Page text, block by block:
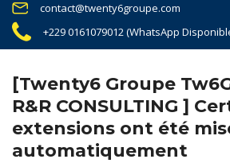
contact@twenty6groupe.com
+229 0161079012 (WhatsApp
[Twenty6 Groupe
R&R CONSULTING ]
extensions ont été
automatiquement